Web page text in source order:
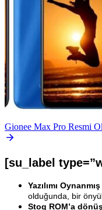
Gionee Max Pro Resmi
[su_label
Yazılımı
olduğunda, bir
Stog ROM’a